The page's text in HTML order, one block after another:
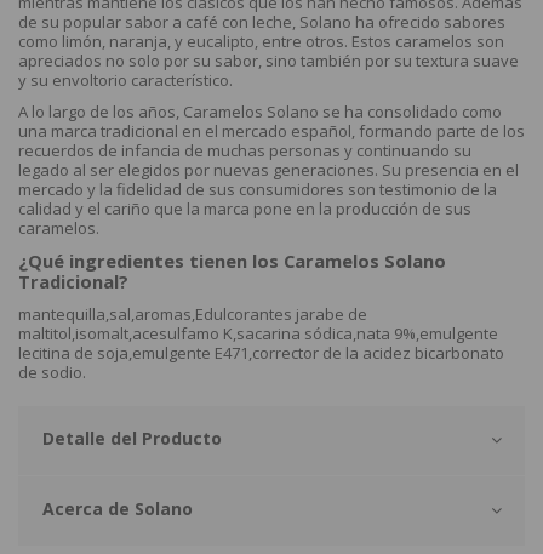
de su popular sabor a café con leche, Solano ha ofrecido sabores
como limón, naranja, y eucalipto, entre otros. Estos caramelos son
apreciados no solo por su sabor, sino también por su textura suave
y su envoltorio característico.
A lo largo de los años, Caramelos Solano se ha consolidado como
una marca tradicional en el mercado español, formando parte de los
recuerdos de infancia de muchas personas y continuando su
legado al ser elegidos por nuevas generaciones. Su presencia en el
mercado y la fidelidad de sus consumidores son testimonio de la
calidad y el cariño que la marca pone en la producción de sus
caramelos.
¿Qué ingredientes tienen los Caramelos Solano
Tradicional?
mantequilla,sal,aromas,Edulcorantes jarabe de
maltitol,isomalt,acesulfamo K,sacarina sódica,nata 9%,emulgente
lecitina de soja,emulgente E471,corrector de la acidez bicarbonato
de sodio.
Detalle del Producto
Acerca de Solano